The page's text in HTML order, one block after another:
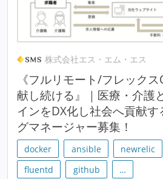
株式会社エス・エム・エス
《フルリモート/フレック
献し続ける』｜医療・介護
インをDX化し社会へ貢献
グマネージャー募集！
docker ansible newrelic
fluentd
github …